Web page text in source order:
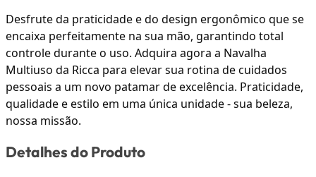
Desfrute da praticidade e do design ergonômico que se
encaixa perfeitamente na sua mão, garantindo total
controle durante o uso. Adquira agora a Navalha
Multiuso da Ricca para elevar sua rotina de cuidados
pessoais a um novo patamar de excelência. Praticidade,
qualidade e estilo em uma única unidade - sua beleza,
nossa missão.
Detalhes do Produto